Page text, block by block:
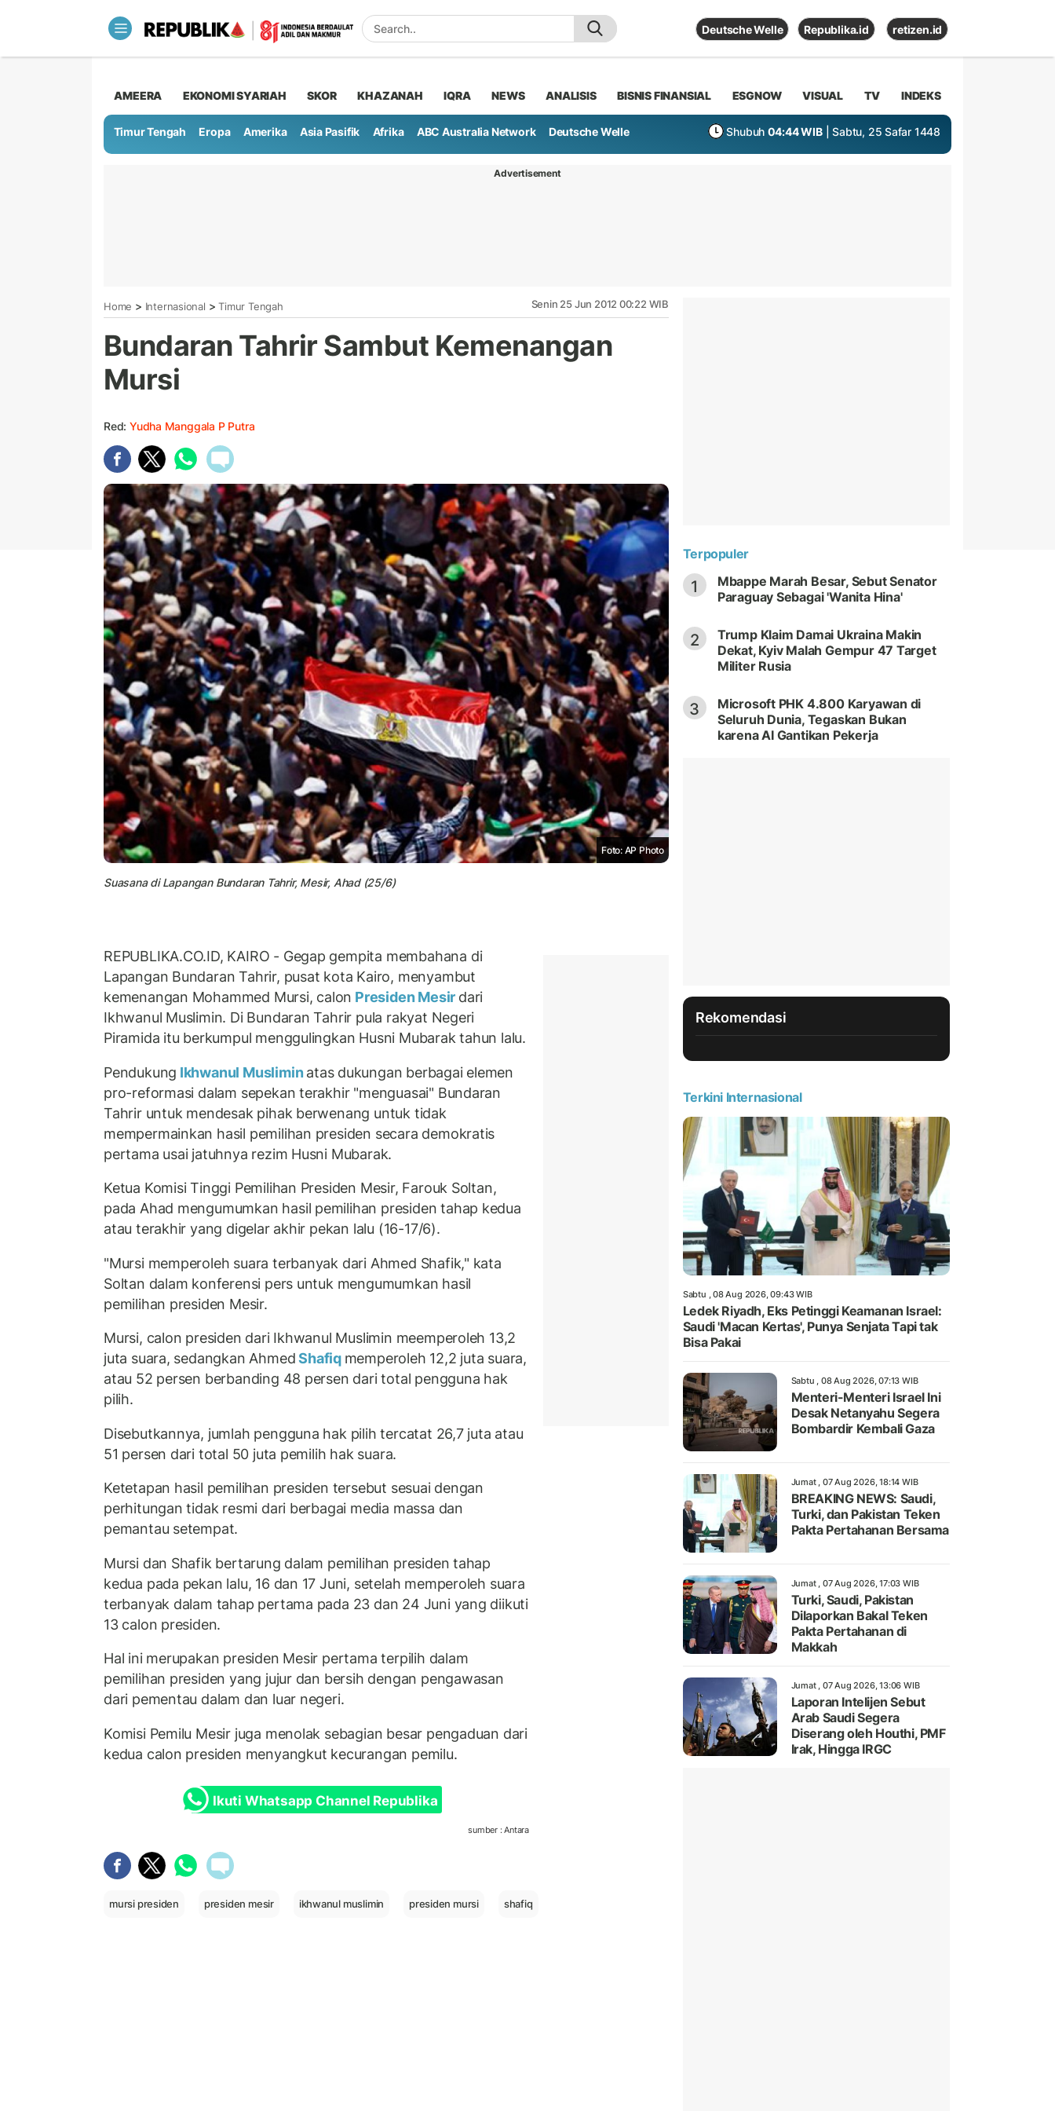
Deutsche Welle Republika.id retizen.id
AMEERA EKONOMI SYARIAH SKOR KHAZANAH IQRA NEWS ANALISIS BISNIS FINANSIAL ESGNOW VISUAL TV INDEKS
Timur Tengah Eropa Amerika Asia Pasifik Afrika ABC Australia Network Deutsche Welle Shubuh 04:44 WIB | Sabtu, 25 Safar 1448
Advertisement
Home > Internasional > Timur Tengah Senin 25 Jun 2012 00:22 WIB
Bundaran Tahrir Sambut Kemenangan
Mursi
Red: Yudha Manggala P Putra
Foto: AP Photo
Suasana di Lapangan Bundaran Tahrir, Mesir, Ahad (25/6)
REPUBLIKA.CO.ID, KAIRO - Gegap gempita membahana di
Lapangan Bundaran Tahrir, pusat kota Kairo, menyambut
kemenangan Mohammed Mursi, calon Presiden Mesir dari
Ikhwanul Muslimin. Di Bundaran Tahrir pula rakyat Negeri
Piramida itu berkumpul menggulingkan Husni Mubarak tahun lalu.
Pendukung Ikhwanul Musliminatas dukungan berbagai elemen
pro-reformasi dalam sepekan terakhir "menguasai" Bundaran
Tahrir untuk mendesak pihak berwenang untuk tidak
mempermainkan hasil pemilihan presiden secara demokratis
pertama usai jatuhnya rezim Husni Mubarak.
Ketua Komisi Tinggi Pemilihan Presiden Mesir, Farouk Soltan,
pada Ahad mengumumkan hasil pemilihan presiden tahap kedua
atau terakhir yang digelar akhir pekan lalu (16-17/6).
"Mursi memperoleh suara terbanyak dari Ahmed Shafik," kata
Soltan dalam konferensi pers untuk mengumumkan hasil
pemilihan presiden Mesir.
Mursi, calon presiden dari Ikhwanul Muslimin meemperoleh 13,2
juta suara, sedangkan AhmedShafiq memperoleh 12,2 juta suara,
atau 52 persen berbanding 48 persen dari total pengguna hak
pilih.
Disebutkannya, jumlah pengguna hak pilih tercatat 26,7 juta atau
51 persen dari total 50 juta pemilih hak suara.
Ketetapan hasil pemilihan presiden tersebut sesuai dengan
perhitungan tidak resmi dari berbagai media massa dan
pemantau setempat.
Mursi dan Shafik bertarung dalam pemilihan presiden tahap
kedua pada pekan lalu, 16 dan 17 Juni, setelah memperoleh suara
terbanyak dalam tahap pertama pada 23 dan 24 Juni yang diikuti
13 calon presiden.
Hal ini merupakan presiden Mesir pertama terpilih dalam
pemilihan presiden yang jujur dan bersih dengan pengawasan
dari pementau dalam dan luar negeri.
Komisi Pemilu Mesir juga menolak sebagian besar pengaduan dari
kedua calon presiden menyangkut kecurangan pemilu.
Ikuti Whatsapp Channel Republika
sumber : Antara
mursi presiden presiden mesir ikhwanul muslimin presiden mursi shafiq
Terpopuler
1
Mbappe Marah Besar, Sebut Senator
Paraguay Sebagai 'Wanita Hina'
2
Trump Klaim Damai Ukraina Makin
Dekat, Kyiv Malah Gempur 47 Target
Militer Rusia
3
Microsoft PHK 4.800 Karyawan di
Seluruh Dunia, Tegaskan Bukan
karena AI Gantikan Pekerja
Rekomendasi
Terkini Internasional
Sabtu , 08 Aug 2026, 09:43 WIB
Ledek Riyadh, Eks Petinggi Keamanan Israel:
Saudi 'Macan Kertas', Punya Senjata Tapi tak
Bisa Pakai
Sabtu , 08 Aug 2026, 07:13 WIB
Menteri-Menteri Israel Ini
Desak Netanyahu Segera
Bombardir Kembali Gaza
Jumat , 07 Aug 2026, 18:14 WIB
BREAKING NEWS: Saudi,
Turki, dan Pakistan Teken
Pakta Pertahanan Bersama
Jumat , 07 Aug 2026, 17:03 WIB
Turki, Saudi, Pakistan
Dilaporkan Bakal Teken
Pakta Pertahanan di
Makkah
Jumat , 07 Aug 2026, 13:06 WIB
Laporan Intelijen Sebut
Arab Saudi Segera
Diserang oleh Houthi, PMF
Irak, Hingga IRGC